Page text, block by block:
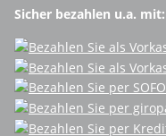
Sicher bezahlen u.a. mit: